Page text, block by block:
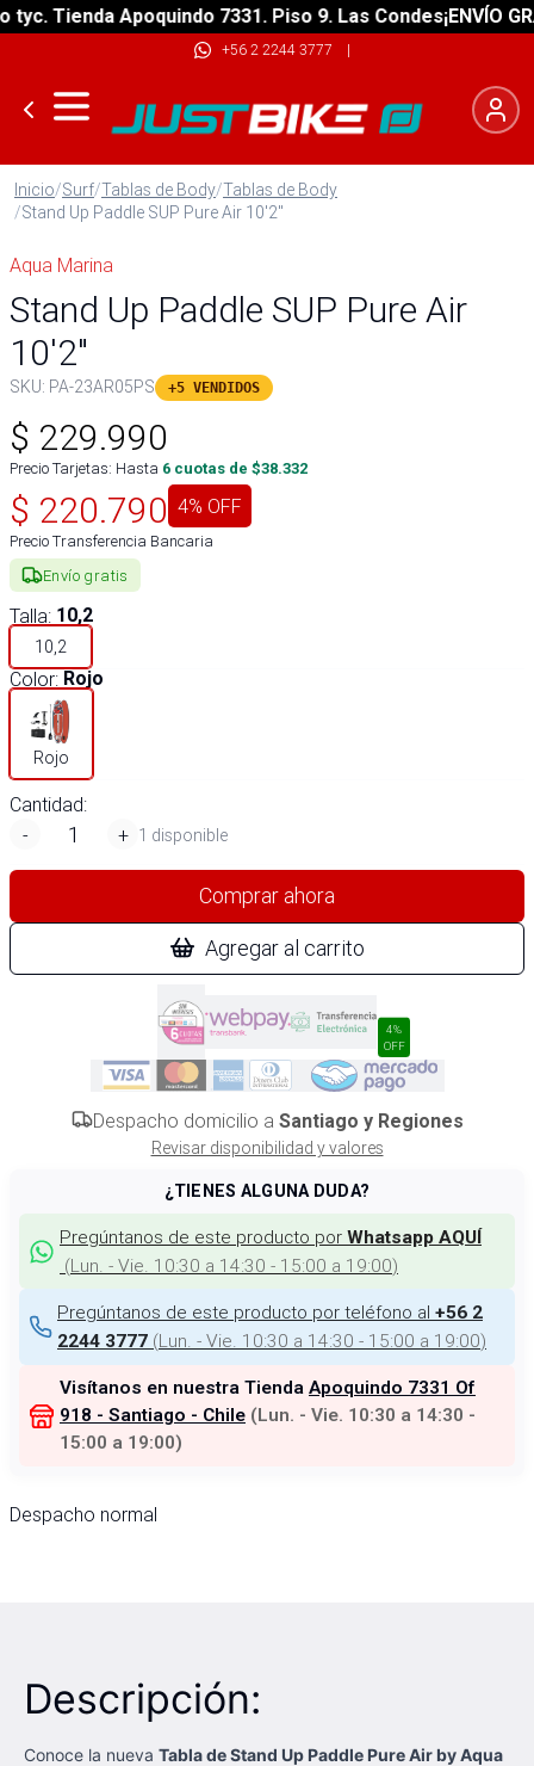
Tienda Apoquindo 7331. Piso 9. Las Condes¡ENVÍO
+56 2 2244 3777 |
Inicio/Surf/Tablas de Body/Tablas de Body
/Stand Up Paddle SUP Pure Air 10'2"
Aqua Marina
Stand Up Paddle SUP Pure Air
10'2"
SKU: PA-23AR05PS +5 VENDIDOS
$ 229.990
Precio Tarjetas: Hasta 6 cuotas de $38.332
$ 220.790 4% OFF
Precio Transferencia Bancaria
Envío gratis
Talla: 10,2
10,2
Color: Rojo
Rojo
Cantidad:
-
+ 1 disponible
Comprar ahora
Agregar al carrito
4%
OFF
Despacho domicilio a Santiago y Regiones
Revisar disponibilidad y valores
¿TIENES ALGUNA DUDA?
Pregúntanos de este producto por Whatsapp AQUÍ
(Lun. - Vie. 10:30 a 14:30 - 15:00 a 19:00)
Pregúntanos de este producto por teléfono al +56 2
2244 3777 (Lun. - Vie. 10:30 a 14:30 - 15:00 a 19:00)
Visítanos en nuestra Tienda Apoquindo 7331 Of
918 - Santiago - Chile (Lun. - Vie. 10:30 a 14:30 -
15:00 a 19:00)
Despacho normal
Descripción:
Conoce la nueva Tabla de Stand Up Paddle Pure Air by Aqua